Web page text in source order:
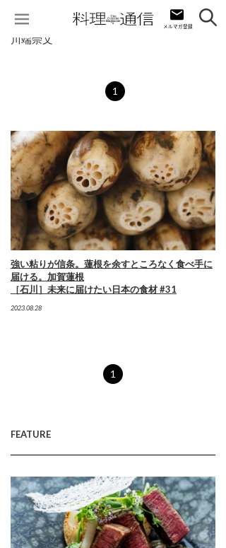
川端崇文
1
強い粘りが信条。蓮根を余すところなく食べ手に
届ける。加賀蓮根
［石川］未来に届けたい日本の食材 #31
2023.08.28
1
FEATURE